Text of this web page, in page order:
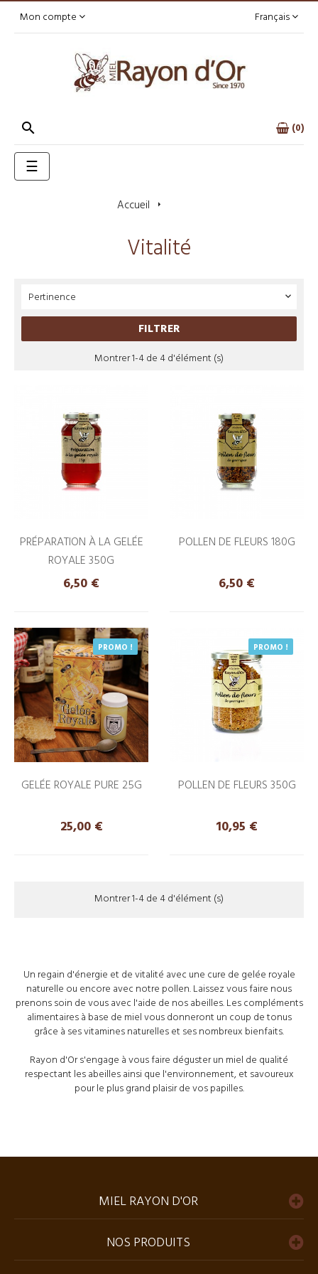
Français
Mon compte
 0
Basculer
la
☰
Accueil
Vitalité
Pertinence 
FILTRER
Montrer 1-4 de 4 d'élément (s)
PRÉPARATION À LA GELÉE
ROYALE 350G
Prix
6,50 €
POLLEN DE FLEURS 180G
Prix
6,50 €
PROMO !
GELÉE ROYALE PURE 25G
Prix
25,00 €
PROMO !
POLLEN DE FLEURS 350G
Prix
10,95 €
Montrer 1-4 de 4 d'élément (s)
Un regain d'énergie et de vitalité avec une cure de gelée royale
naturelle ou encore avec notre pollen. Laissez vous faire nous
prenons soin de vous avec l'aide de nos abeilles. Les compléments
alimentaires à base de miel vous donneront un coup de tonus
grâce à ses vitamines naturelles et ses nombreux bienfaits.
Rayon d'Or s'engage à vous faire déguster un miel de qualité
respectant les abeilles ainsi que l'environnement, et savoureux
pour le plus grand plaisir de vos papilles.
MIEL RAYON D'OR
NOS PRODUITS